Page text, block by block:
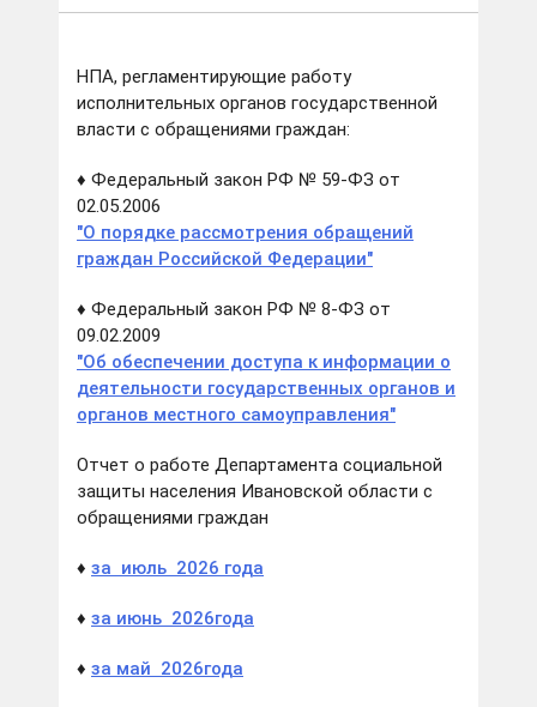
НПА, регламентирующие работу
исполнительных органов государственной
власти с обращениями граждан:
♦ Федеральный закон РФ № 59-ФЗ от
02.05.2006
"О порядке рассмотрения обращений
граждан Российской Федерации"
♦ Федеральный закон РФ № 8-ФЗ от
09.02.2009
"Об обеспечении доступа к информации о
деятельности государственных органов и
органов местного самоуправления"
Отчет о работе Департамента социальной
защиты населения Ивановской области с
обращениями граждан
♦ за июль 2026 года
♦ за июнь 2026года
♦ за май 2026года